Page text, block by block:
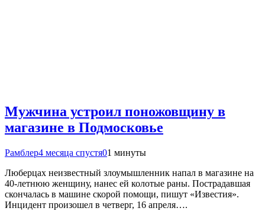
Мужчина устроил поножовщину в
магазине в Подмосковье
Рамблер4 месяца спустя01 минуты
Люберцах неизвестный злоумышленник напал в магазине на
40-летнюю женщину, нанес ей колотые раны. Пострадавшая
скончалась в машине скорой помощи, пишут «Известия».
Инцидент произошел в четверг, 16 апреля….